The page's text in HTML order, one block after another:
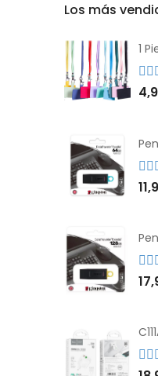
Los más